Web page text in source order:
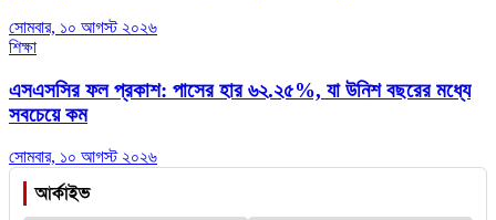
সোমবার, ১০ আগস্ট ২০২৬
শিক্ষা
এসএসসির ফল প্রকাশ: পাসের হার ৬২.২৫%, যা উনিশ বছরের মধ্যে
সবচেয়ে কম
সোমবার, ১০ আগস্ট ২০২৬
আর্কাইভ